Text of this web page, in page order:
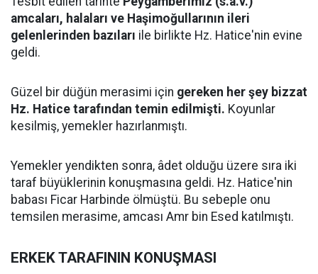
amcaları, halaları ve Haşimoğullarının ileri
gelenlerinden bazıları ile birlikte Hz. Hatice'nin evine
geldi.
Güzel bir düğün merasimi için gereken her şey bizzat
Hz. Hatice tarafından temin edilmişti. Koyunlar
kesilmiş, yemekler hazırlanmıştı.
Yemekler yendikten sonra, âdet olduğu üzere sıra iki
taraf büyüklerinin konuşmasına geldi. Hz. Hatice'nin
babası Ficar Harbinde ölmüştü. Bu sebeple onu
temsilen merasime, amcası Amr bin Esed katılmıştı.
ERKEK TARAFININ KONUŞMASI